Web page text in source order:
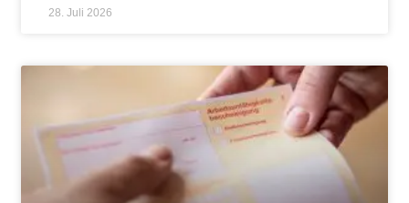
28. Juli 2026